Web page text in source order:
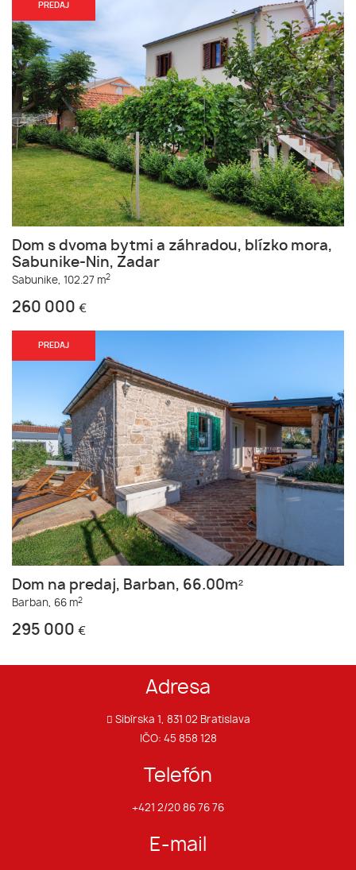
PREDAJ
Dom s dvoma bytmi a záhradou, blízko mora,
Sabunike-Nin, Zadar
Sabunike, 102.27 m2
260 000 €
PREDAJ
Dom na predaj, Barban, 66.00m²
Barban, 66 m2
295 000 €
Adresa
Sibírska 1, 831 02 Bratislava
IČO: 45 858 128
Telefón
+421 2/20 86 76 76
E-mail